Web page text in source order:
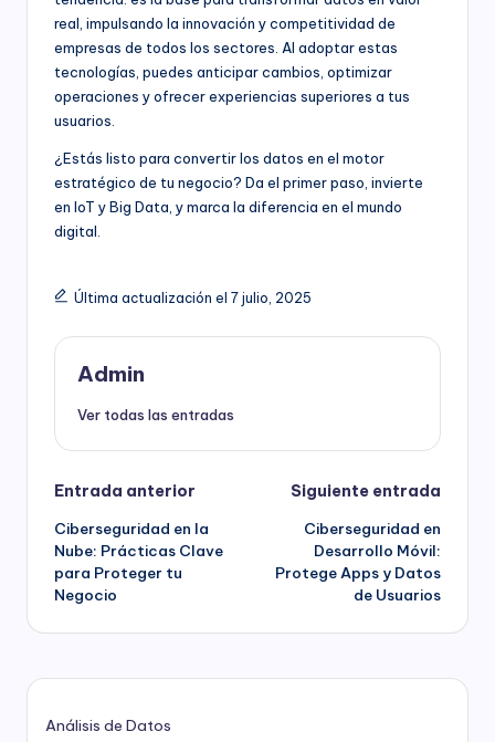
real, impulsando la innovación y competitividad de
empresas de todos los sectores. Al adoptar estas
tecnologías, puedes anticipar cambios, optimizar
operaciones y ofrecer experiencias superiores a tus
usuarios.
¿Estás listo para convertir los datos en el motor
estratégico de tu negocio? Da el primer paso, invierte
en IoT y Big Data, y marca la diferencia en el mundo
digital.
Última actualización el 7 julio, 2025
Admin
Ver todas las entradas
Navegación
de
entradas
Entrada anterior
Ciberseguridad en la
Nube: Prácticas Clave
para Proteger tu
Negocio
Siguiente entrada
Ciberseguridad en
Desarrollo Móvil:
Protege Apps y Datos
de Usuarios
Análisis de Datos